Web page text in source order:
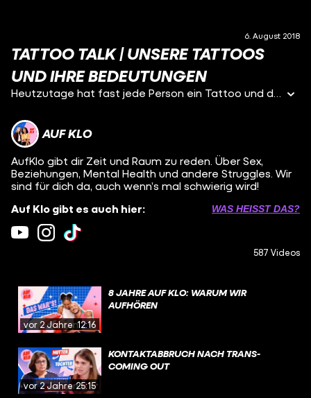
6. August 2018
TATTOO TALK | UNSERE TATTOOS
UND IHRE BEDEUTUNGEN
Heutzutage hat fast jede Person ein Tattoo und die Story hinter jedem kann ganz unterschiedlich sein. Manche Leute machen Tattoos als Selbstermächtigung, um Kontrolle über den eigenen Körper zu haben. Andere Tattoos stellen eine traurige oder lustige Geschichte dar und einige Tattoos sind ganz einfach kleine Kunstwerke. Wir haben vier Gästinnen eingeladen, die uns über ihre Tattoos erzählen. Wir erfahren von Lenas Bienen-Tattoo, die sie aus Solidarität gemacht hat. Nina und Aika zeigen uns ihre Star Wars-Tattoos und Hannah erzählt, was ein Gyarados ist und warum sie eins als Tattoo hat stechen lassen. Wie es tatsächlich ist, andere Leute zu tätowieren hat Sara Kaltenhäuser uns in der letzten Sendung Auf Klo erzählt. Sie arbeitet seit sieben Jahren als Tätowiererin und liebt ihren Job. Warum? Das findet ihr in der Sendung mit Eda Vendetta hier heraus: https://www.youtube.com/watch?v=rNGJSWsTD2c&t=344s
AUF KLO
AufKlo gibt dir Zeit und Raum zu reden. Über Sex,
Beziehungen, Mental Health und andere Struggles. Wir
sind für dich da, auch wenn’s mal schwierig wird!
Auf Klo gibt es auch hier:
WAS HEISST DAS?
587 Videos
vor 2 Jahren12:16
8 JAHRE AUF KLO: WARUM WIR
AUFHÖREN
vor 2 Jahren25:15
KONTAKTABBRUCH NACH TRANS-
COMING OUT